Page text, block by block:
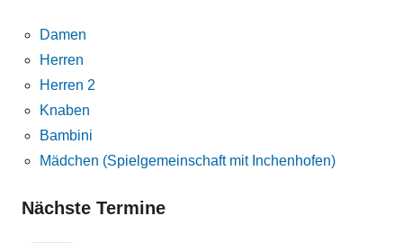
Damen
Herren
Herren 2
Knaben
Bambini
Mädchen (Spielgemeinschaft mit Inchenhofen)
Nächste Termine